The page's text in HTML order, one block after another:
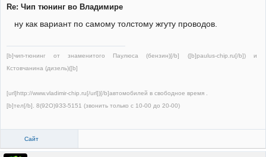
Re: Чип тюнинг во Владимире
ну как вариант по самому толстому жгуту проводов.
[b]чип-тюнинг от знаменитого Паулюса (бензин)[/b] ([b]paulus-chip.ru[/b]) и
Кстовчанина (дизель)([b]
[url]http://www.vladimir-chip.ru[/url])[/b]автомобилей в свободное время .
[b]тел[/b]. 8(92О)9ЗЗ-5151 (звонить только с 10-00 до 20-00)
Сайт